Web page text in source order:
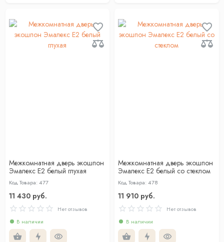
Межкомнатная дверь экошпон
Эмалекс Е2 белый глухая
Код Товара: 477
11 430 руб.
Нет отзывов
В наличии
Межкомнатная дверь экошпон
Эмалекс Е2 белый со стеклом
Код Товара: 478
11 910 руб.
Нет отзывов
В наличии